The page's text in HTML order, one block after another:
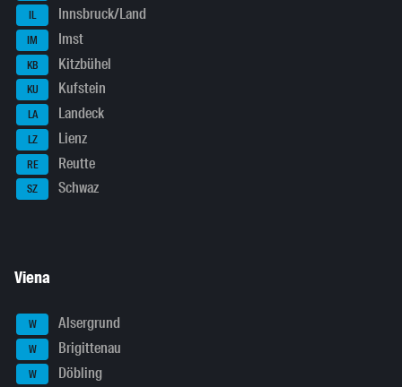
IL Innsbruck/Land
IM Imst
KB Kitzbühel
KU Kufstein
LA Landeck
LZ Lienz
RE Reutte
SZ Schwaz
Viena
W Alsergrund
W Brigittenau
W Döbling